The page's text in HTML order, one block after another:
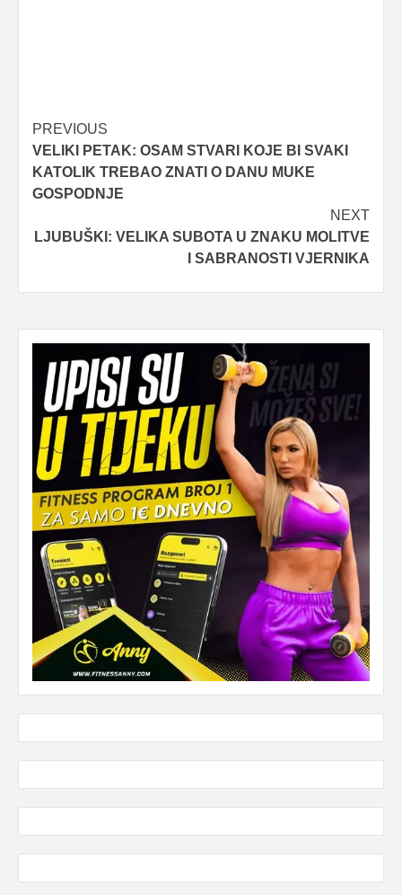
Post
navigation
PREVIOUS
VELIKI PETAK: OSAM STVARI KOJE BI SVAKI
KATOLIK TREBAO ZNATI O DANU MUKE
GOSPODNJE
NEXT
LJUBUŠKI: VELIKA SUBOTA U ZNAKU MOLITVE
I SABRANOSTI VJERNIKA